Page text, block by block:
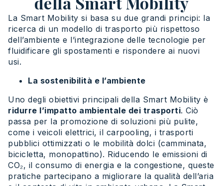
La Smart Mobility si basa su due grandi principi: la
ricerca di un modello di trasporto più rispettoso
dell’ambiente e l’integrazione delle tecnologie per
fluidificare gli spostamenti e rispondere ai nuovi
usi.
La sostenibilità e l’ambiente
Uno degli obiettivi principali della Smart Mobility è
ridurre l’impatto ambientale dei trasporti. Ciò
passa per la promozione di soluzioni più pulite,
come i veicoli elettrici, il carpooling, i trasporti
pubblici ottimizzati o le mobilità dolci (camminata,
bicicletta, monopattino). Riducendo le emissioni di
CO₂, il consumo di energia e la congestione, queste
pratiche partecipano a migliorare la qualità dell’aria